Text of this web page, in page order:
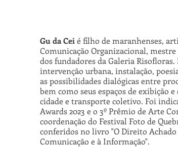
Gu da Ceié filho de maranhenses,
Comunicação Organizacional,
dos fundadores da Galeria
intervenção urbana, instalação,
as possibilidades dialógicas entre
bem como seus espaços de exibição
cidade e transporte coletivo. Foi
Awards 2023 e o 3º Prêmio de Arte
coordenação do Festival Foto de
conferidos no livro "O Direito
Comunicação e à Informação".